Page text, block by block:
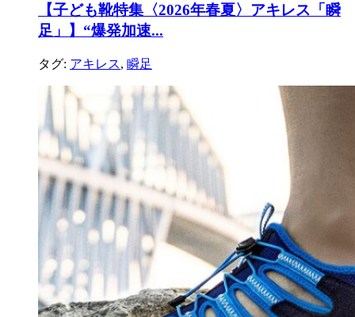
【子ども靴特集〈2026年春夏〉アキレス「瞬
足」】“爆発加速...
タグ: アキレス, 瞬足